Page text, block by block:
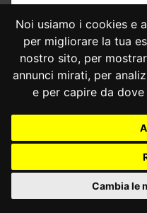
Noi usiamo i cookies e
per migliorare la tua
nostro sito, per
annunci mirati, per
e per capire da
Cambia le
ed altre
dell’assicurazione
la vecchiaia ed i
trasformati, per
lgs. n. 357 del
dell’assicurazione
n. 421
razionalizzazione e
in materia di
previdenza e di
delegare il
decreti legislativi